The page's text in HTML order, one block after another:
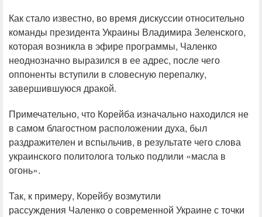
Как стало известно, во время дискуссии относительно
команды президента Украины Владимира Зеленского,
которая возникла в эфире программы, Чаленко
неоднозначно выразился в ее адрес, после чего
оппоненты вступили в словесную перепалку,
завершившуюся дракой.
Примечательно, что Корейба изначально находился не
в самом благостном расположении духа, был
раздражителен и вспыльчив, в результате чего слова
украинского политолога только подлили «масла в
огонь».
Так, к примеру, Корейбу возмутили
рассуждения Чаленко о современной Украине с точки